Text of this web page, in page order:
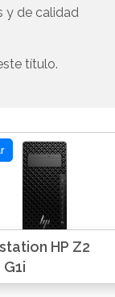
y de calidad
título.
HP Z2